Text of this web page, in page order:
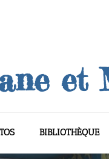
et
BIBLIOTHÈQUE